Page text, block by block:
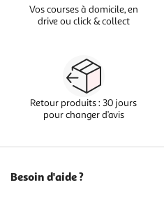
Vos courses à domicile, en
drive ou click & collect
Retour produits : 30 jours
pour changer d’avis
Besoin d'aide ?